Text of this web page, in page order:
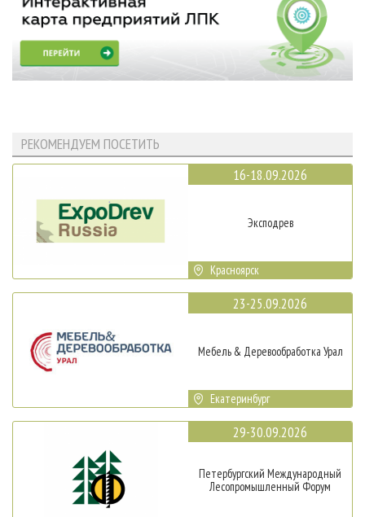
РЕКОМЕНДУЕМ ПОСЕТИТЬ
16-18.09.2026
Эксподрев
Красноярск
23-25.09.2026
Мебель & Деревообработка Урал
Екатеринбург
29-30.09.2026
Петербургский Международный
Лесопромышленный Форум